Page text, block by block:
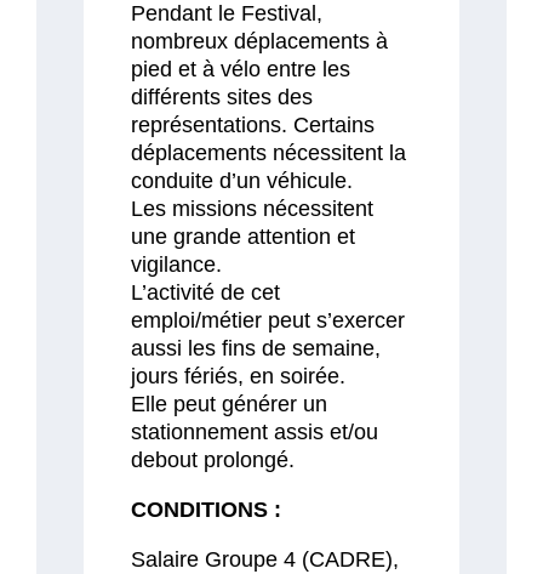
Pendant le Festival,
nombreux déplacements à
pied et à vélo entre les
différents sites des
représentations. Certains
déplacements nécessitent la
conduite d’un véhicule.
Les missions nécessitent
une grande attention et
vigilance.
L’activité de cet
emploi/métier peut s’exercer
aussi les fins de semaine,
jours fériés, en soirée.
Elle peut générer un
stationnement assis et/ou
debout prolongé.
CONDITIONS :
Salaire Groupe 4 (CADRE),